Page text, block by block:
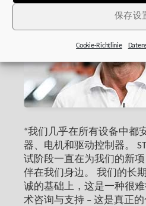
保存设
Cookie-Richtlinie
“我们几乎在所有设备中都
器、电机和驱动控制器。
试阶段一直在为我们的新
伴在我们身边。 我们的长
诚的基础上，这是一种很
术咨询与支持 – 这是真正